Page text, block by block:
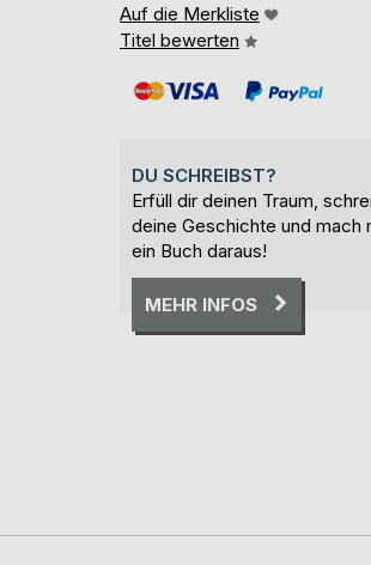
Auf die Merkliste
Titel bewerten
DU SCHREIBST?
Erfüll dir deinen Traum,
deine Geschichte und mach
ein Buch daraus!
MEHR INFOS